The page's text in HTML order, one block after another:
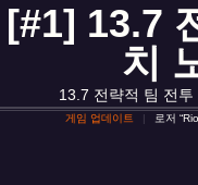
[#1] 13.7
치
13.7 전략적 팀 전
게임 업데이트 로저